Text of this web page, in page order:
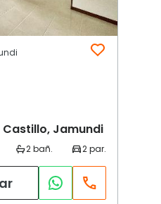
Castillo, Jamundi